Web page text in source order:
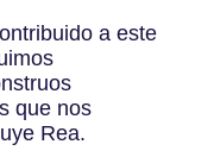
a este
que nos
Rea.